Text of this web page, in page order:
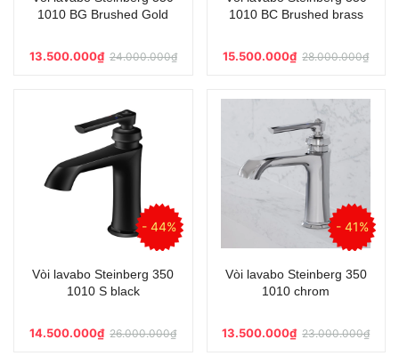
1010 BG Brushed Gold
13.500.000₫ 24.000.000₫
1010 BC Brushed brass
15.500.000₫28.000.000₫
- 44%
Vòi lavabo Steinberg 350
1010 S black
14.500.000₫26.000.000₫
- 41%
Vòi lavabo Steinberg 350
1010 chrom
13.500.000₫23.000.000₫